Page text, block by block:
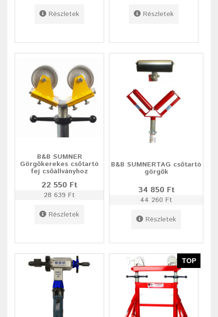
Részletek
Részletek
B&B SUMNER
Görgőkerekes csőtartó
fej csőállványhoz
22 550 Ft
28 639 Ft
Részletek
B&B SUMNERTAG csőtartó
görgők
34 850 Ft
44 260 Ft
Részletek
TOP